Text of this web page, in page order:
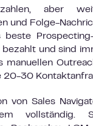
aber
und Folge-
Prospecting-
und sind
manuellen
20-30
von Sales
vollständig.